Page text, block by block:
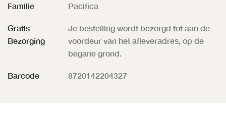
Familie Pacifica
Gratis
Bezorging
Je bestelling wordt bezorgd tot aan de
voordeur van het afleveradres, op de
begane grond.
Barcode 8720142204327